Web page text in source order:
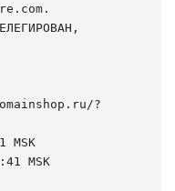
?
MSK
MSK